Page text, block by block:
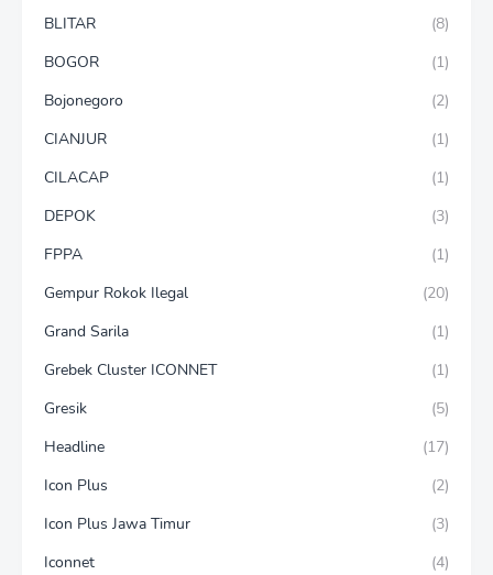
BLITAR
(8)
BOGOR
(1)
Bojonegoro
(2)
CIANJUR
(1)
CILACAP
(1)
DEPOK
(3)
FPPA
(1)
Gempur Rokok Ilegal
(20)
Grand Sarila
(1)
Grebek Cluster ICONNET
(1)
Gresik
(5)
Headline
(17)
Icon Plus
(2)
Icon Plus Jawa Timur
(3)
Iconnet
(4)